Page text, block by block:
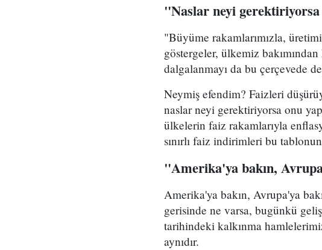
"Naslar neyi gerektiriyorsa
"Büyüme rakamlarımızla,
göstergeler, ülkemiz
dalgalanmayı da bu çerçevede
Neymiş efendim? Faizleri
naslar neyi gerektiriyorsa onu
ülkelerin faiz rakamlarıyla
sınırlı faiz indirimleri bu
"Amerika'ya bakın,
Amerika'ya bakın, Avrupa'ya
gerisinde ne varsa, bugünkü
tarihindeki kalkınma
aynıdır.